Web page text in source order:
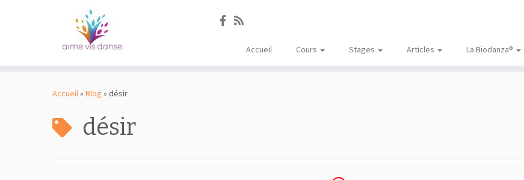
Accueil Cours Stages Articles La Biodanza®
Accueil» Blog » désir
désir